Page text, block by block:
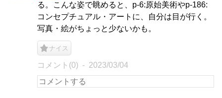
る。こんな姿で眺めると、p-6:原始美術やp-186:
コンセプチュアル・アートに、自分は目が行く。
写真・絵がちょっと少ないかも。
ナイス
コメント(0) 2023/03/04